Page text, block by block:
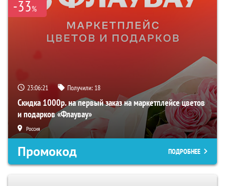
-33%
23:06:20 Получили: 18
Скидка 1000р. на первый заказ на маркетплейсе цветов
и подарков «Флаувау»
Россия
Промокод ПОДРОБНЕЕ